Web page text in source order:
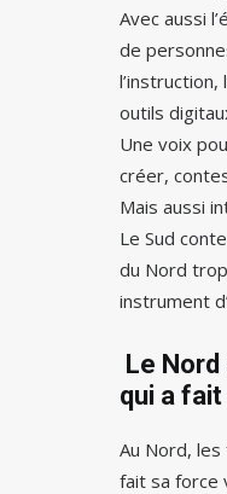
Avec aussi
de
l’instruction,
outils
Une voix
créer,
Mais aussi
Le Sud
du Nord
instrument
Le
qui a
Au Nord,
fait sa force